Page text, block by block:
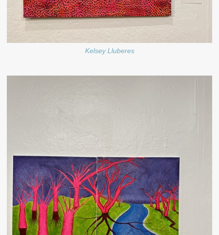
Kelsey Lluberes